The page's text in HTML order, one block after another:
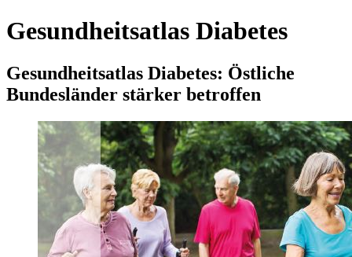
Gesundheitsatlas Diabetes
Gesundheitsatlas Diabetes: Östliche
Bundesländer stärker betroffen